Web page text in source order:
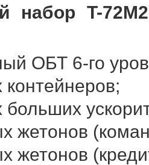
набор T-
ОБТ 6-го
контейнеров;
больших
жетонов
жетонов